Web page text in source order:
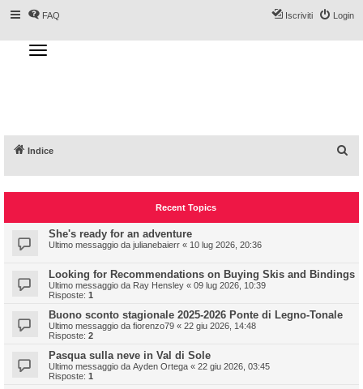
FAQ Login
Iscriviti
T
o
g
a
t
Indice
Recent Topics
She's ready for an adventure
Ultimo messaggio da julianebaierr « 10 lug 2026, 20:36
Looking for Recommendations on Buying Skis and Bindings
Ultimo messaggio da Ray Hensley « 09 lug 2026, 10:39
Risposte: 1
Buono sconto stagionale 2025-2026 Ponte di Legno-Tonale
Ultimo messaggio da fiorenzo79 « 22 giu 2026, 14:48
Risposte: 2
Pasqua sulla neve in Val di Sole
Ultimo messaggio da Ayden Ortega « 22 giu 2026, 03:45
Risposte: 1